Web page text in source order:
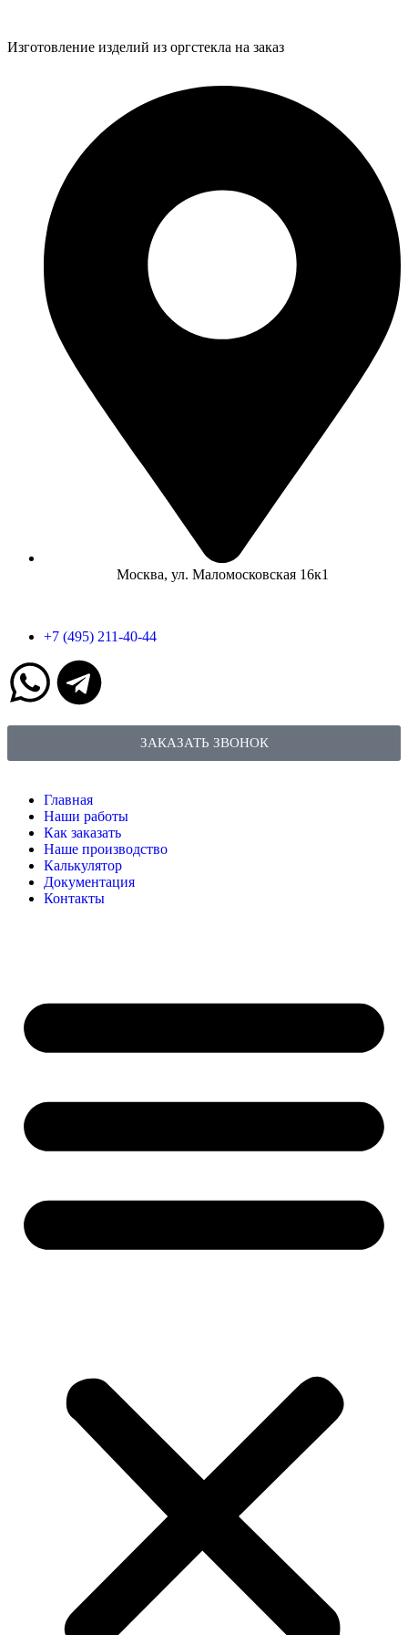
Изготовление изделий из оргстекла на заказ
Москва, ул. Маломосковская 16к1
+7 (495) 211-40-44
ЗАКАЗАТЬ ЗВОНОК
Главная
Наши работы
Как заказать
Наше производство
Калькулятор
Документация
Контакты